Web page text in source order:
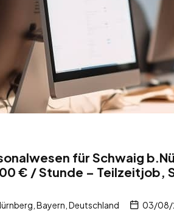
für Schwaig
€ / Stunde – Teilzeitjob,
Bayern, Deutschland 03/08/